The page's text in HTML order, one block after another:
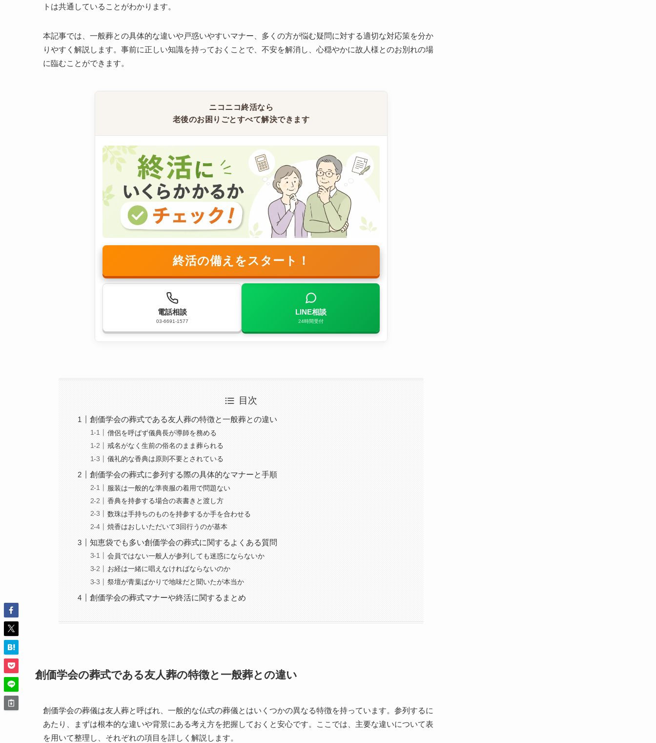
トは共通していることがわかります。
本記事では、一般葬との具体的な違いや戸惑いやすいマナー、多くの方が悩む疑問に対する適切な対応策を分か
りやすく解説します。事前に正しい知識を持っておくことで、不安を解消し、心穏やかに故人様とのお別れの場
に臨むことができます。
ニコニコ終活なら
老後のお困りごとすべて解決できます
終活の備えをスタート！
電話相談
03-6691-1577
LINE相談
24時間受付
目次
創価学会の葬式である友人葬の特徴と一般葬との違い
僧侶を呼ばず儀典長が導師を務める
戒名がなく生前の俗名のまま葬られる
儀礼的な香典は原則不要とされている
創価学会の葬式に参列する際の具体的なマナーと手順
服装は一般的な準喪服の着用で問題ない
香典を持参する場合の表書きと渡し方
数珠は手持ちのものを持参するか手を合わせる
焼香はおしいただいて3回行うのが基本
知恵袋でも多い創価学会の葬式に関するよくある質問
会員ではない一般人が参列しても迷惑にならないか
お経は一緒に唱えなければならないのか
祭壇が青葉ばかりで地味だと聞いたが本当か
創価学会の葬式マナーや終活に関するまとめ
創価学会の葬式である友人葬の特徴と一般葬との違い
創価学会の葬儀は友人葬と呼ばれ、一般的な仏式の葬儀とはいくつかの異なる特徴を持っています。参列するに
あたり、まずは根本的な違いや背景にある考え方を把握しておくと安心です。ここでは、主要な違いについて表
を用いて整理し、それぞれの項目を詳しく解説します。